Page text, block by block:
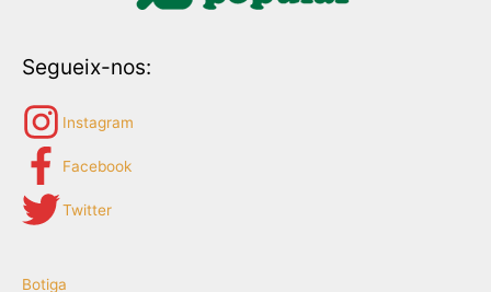
Segueix-nos:
Instagram
Facebook
Twitter
Botiga